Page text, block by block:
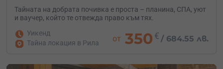
Тайната на добрата почивка е проста – планина, СПА, уют
и ваучер, който те отвежда право към тях.
Уикенд
Тайна локация в Рила
от 350 € /684.55 лв.